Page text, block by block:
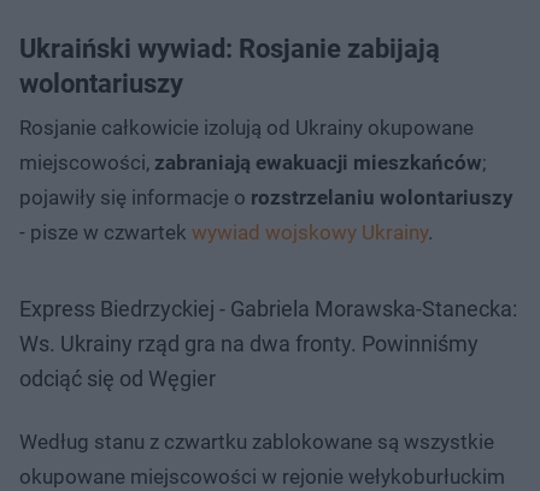
Ukraiński wywiad: Rosjanie zabijają
wolontariuszy
Rosjanie całkowicie izolują od Ukrainy okupowane
miejscowości, zabraniają ewakuacji mieszkańców;
pojawiły się informacje o rozstrzelaniu wolontariuszy
- pisze w czwartek wywiad wojskowy Ukrainy.
Express Biedrzyckiej - Gabriela Morawska-Stanecka:
Ws. Ukrainy rząd gra na dwa fronty. Powinniśmy
odciąć się od Węgier
Według stanu z czwartku zablokowane są wszystkie
okupowane miejscowości w rejonie wełykoburłuckim